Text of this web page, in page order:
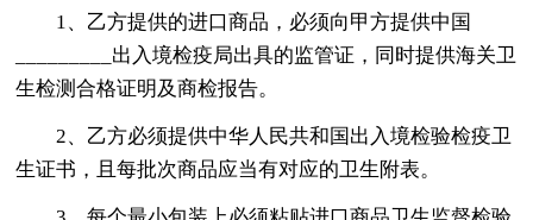
1、乙方提供的进口商品，必须向甲方提供中国
_________出入境检疫局出具的监管证，同时提供海关卫
生检测合格证明及商检报告。
2、乙方必须提供中华人民共和国出入境检验检疫卫
生证书，且每批次商品应当有对应的卫生附表。